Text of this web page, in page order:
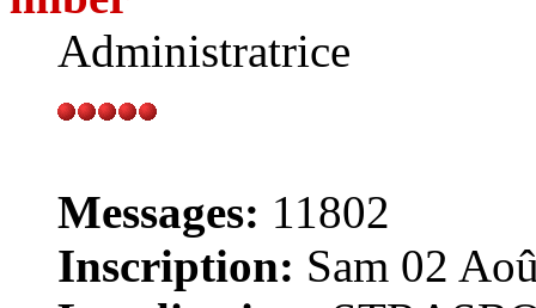
Administratrice
Messages: 11802
Inscription: Sam 02